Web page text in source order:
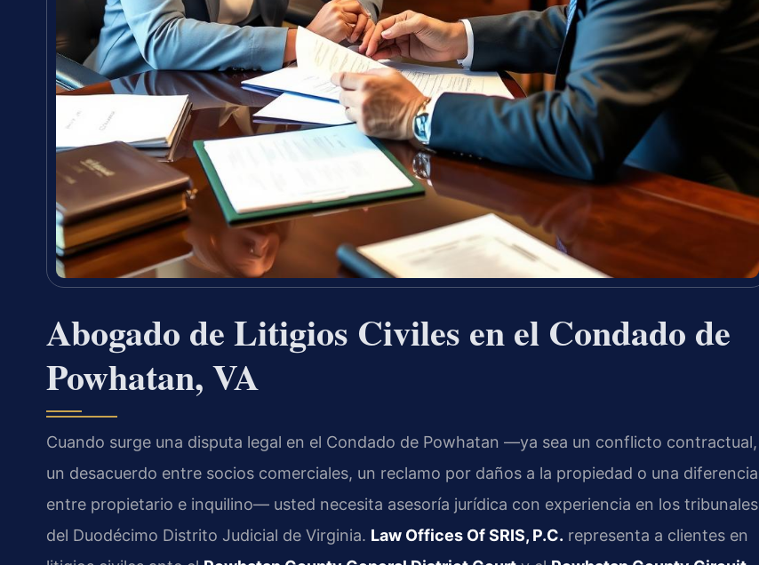
Abogado de Litigios Civiles en el Condado de
Powhatan, VA
Cuando surge una disputa legal en el Condado de Powhatan —ya sea un conflicto contractual,
un desacuerdo entre socios comerciales, un reclamo por daños a la propiedad o una diferencia
entre propietario e inquilino— usted necesita asesoría jurídica con experiencia en los tribunales
del Duodécimo Distrito Judicial de Virginia. Law Offices Of SRIS, P.C. representa a clientes en